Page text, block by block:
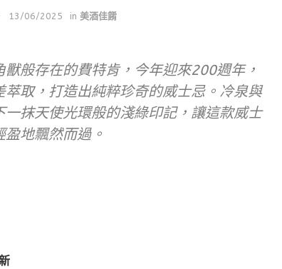
13/06/2025 in 美酒佳餚
般存在的費特肯，今年迎來200週年，
取，打造出純粹珍奇的威士忌。冷泉與
抹天使光環般的淺綠印記，讓這款威士
地飄然而過。